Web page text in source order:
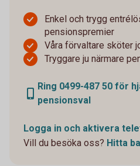
Enkel och trygg
pensionspremier
Våra förvaltare sköter
Tryggare ju närmare
Ring 0499-487 50 för
pensionsval
Logga in och aktivera
Vill du besöka oss? Hitta